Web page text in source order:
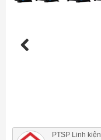
PTSP Linh kiện